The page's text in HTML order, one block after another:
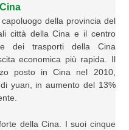
della provincia del
città della Cina e il centro
e dei trasporti della Cina
economica più rapida. Il
posto in Cina nel 2010,
yuan, in aumento del 13%
della Cina. I suoi cinque